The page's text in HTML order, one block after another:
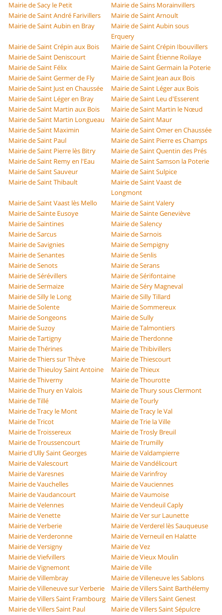
Mairie de Sacy le Petit
Mairie de Sains Morainvillers
Mairie de Saint André Farivillers
Mairie de Saint Arnoult
Mairie de Saint Aubin en Bray
Mairie de Saint Aubin sous
Erquery
Mairie de Saint Crépin aux Bois
Mairie de Saint Crépin Ibouvillers
Mairie de Saint Deniscourt
Mairie de Saint Étienne Roilaye
Mairie de Saint Félix
Mairie de Saint Germain la Poterie
Mairie de Saint Germer de Fly
Mairie de Saint Jean aux Bois
Mairie de Saint Just en Chaussée
Mairie de Saint Léger aux Bois
Mairie de Saint Léger en Bray
Mairie de Saint Leu d'Esserent
Mairie de Saint Martin aux Bois
Mairie de Saint Martin le Nœud
Mairie de Saint Martin Longueau
Mairie de Saint Maur
Mairie de Saint Maximin
Mairie de Saint Omer en Chaussée
Mairie de Saint Paul
Mairie de Saint Pierre es Champs
Mairie de Saint Pierre lès Bitry
Mairie de Saint Quentin des Prés
Mairie de Saint Remy en l'Eau
Mairie de Saint Samson la Poterie
Mairie de Saint Sauveur
Mairie de Saint Sulpice
Mairie de Saint Thibault
Mairie de Saint Vaast de
Longmont
Mairie de Saint Vaast lès Mello
Mairie de Saint Valery
Mairie de Sainte Eusoye
Mairie de Sainte Geneviève
Mairie de Saintines
Mairie de Salency
Mairie de Sarcus
Mairie de Sarnois
Mairie de Savignies
Mairie de Sempigny
Mairie de Senantes
Mairie de Senlis
Mairie de Senots
Mairie de Serans
Mairie de Sérévillers
Mairie de Sérifontaine
Mairie de Sermaize
Mairie de Séry Magneval
Mairie de Silly le Long
Mairie de Silly Tillard
Mairie de Solente
Mairie de Sommereux
Mairie de Songeons
Mairie de Sully
Mairie de Suzoy
Mairie de Talmontiers
Mairie de Tartigny
Mairie de Therdonne
Mairie de Thérines
Mairie de Thibivillers
Mairie de Thiers sur Thève
Mairie de Thiescourt
Mairie de Thieuloy Saint Antoine
Mairie de Thieux
Mairie de Thiverny
Mairie de Thourotte
Mairie de Thury en Valois
Mairie de Thury sous Clermont
Mairie de Tillé
Mairie de Tourly
Mairie de Tracy le Mont
Mairie de Tracy le Val
Mairie de Tricot
Mairie de Trie la Ville
Mairie de Troissereux
Mairie de Trosly Breuil
Mairie de Troussencourt
Mairie de Trumilly
Mairie d'Ully Saint Georges
Mairie de Valdampierre
Mairie de Valescourt
Mairie de Vandélicourt
Mairie de Varesnes
Mairie de Varinfroy
Mairie de Vauchelles
Mairie de Vauciennes
Mairie de Vaudancourt
Mairie de Vaumoise
Mairie de Velennes
Mairie de Vendeuil Caply
Mairie de Venette
Mairie de Ver sur Launette
Mairie de Verberie
Mairie de Verderel lès Sauqueuse
Mairie de Verderonne
Mairie de Verneuil en Halatte
Mairie de Versigny
Mairie de Vez
Mairie de Viefvillers
Mairie de Vieux Moulin
Mairie de Vignemont
Mairie de Ville
Mairie de Villembray
Mairie de Villeneuve les Sablons
Mairie de Villeneuve sur Verberie
Mairie de Villers Saint Barthélemy
Mairie de Villers Saint Frambourg
Mairie de Villers Saint Genest
Mairie de Villers Saint Paul
Mairie de Villers Saint Sépulcre